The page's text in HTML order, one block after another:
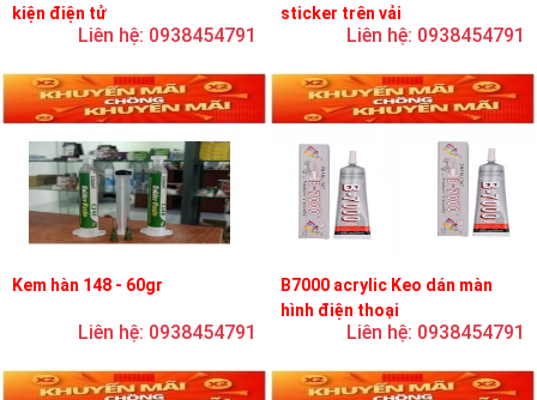
kiện điện tử
Liên hệ: 0938454791
sticker trên vải
Liên hệ: 0938454791
Kem hàn 148 - 60gr
Liên hệ: 0938454791
B7000 acrylic Keo dán màn
hình điện thoại
Liên hệ: 0938454791